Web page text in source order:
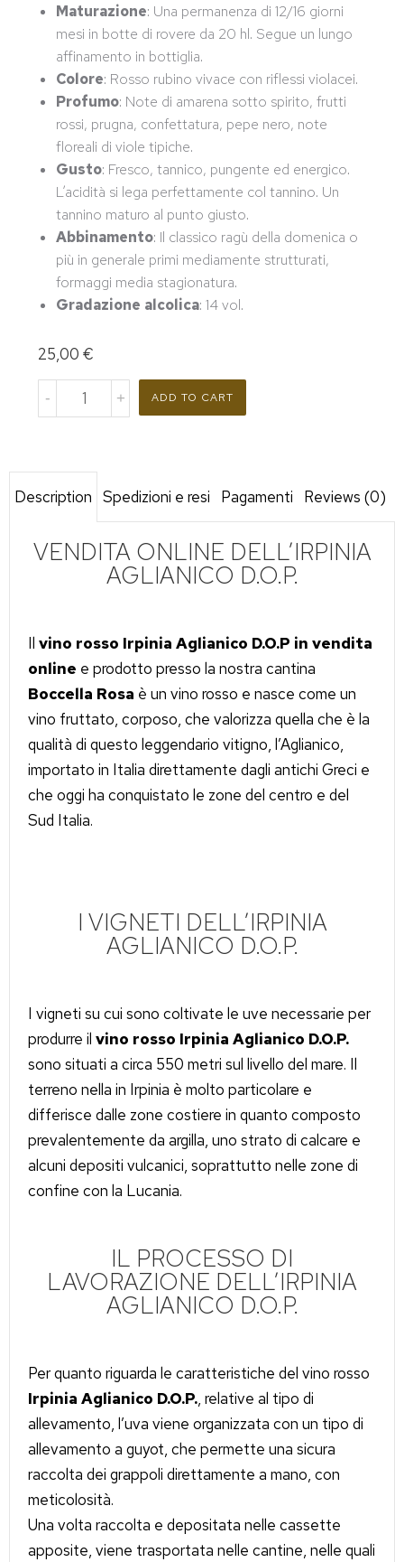
Maturazione: Una permanenza di 12/16 giorni
mesi in botte di rovere da 20 hl. Segue un lungo
affinamento in bottiglia.
Colore: Rosso rubino vivace con riflessi violacei.
Profumo: Note di amarena sotto spirito, frutti
rossi, prugna, confettatura, pepe nero, note
floreali di viole tipiche.
Gusto: Fresco, tannico, pungente ed energico.
L’acidità si lega perfettamente col tannino. Un
tannino maturo al punto giusto.
Abbinamento: Il classico ragù della domenica o
più in generale primi mediamente strutturati,
formaggi media stagionatura.
Gradazione alcolica: 14 vol.
25,00€
ADD TO CART
Description Spedizioni e resi Pagamenti Reviews (0)
VENDITA ONLINE DELL’IRPINIA
AGLIANICO D.O.P.
Il vino rosso Irpinia Aglianico D.O.P in vendita
online e prodotto presso la nostra cantina
Boccella Rosa è un vino rosso e nasce come un
vino fruttato, corposo, che valorizza quella che è la
qualità di questo leggendario vitigno, l’Aglianico,
importato in Italia direttamente dagli antichi Greci e
che oggi ha conquistato le zone del centro e del
Sud Italia.
I VIGNETI DELL’IRPINIA
AGLIANICO D.O.P.
I vigneti su cui sono coltivate le uve necessarie per
produrre il vino rosso Irpinia Aglianico D.O.P.
sono situati a circa 550 metri sul livello del mare. Il
terreno nella in Irpinia è molto particolare e
differisce dalle zone costiere in quanto composto
prevalentemente da argilla, uno strato di calcare e
alcuni depositi vulcanici, soprattutto nelle zone di
confine con la Lucania.
IL PROCESSO DI
LAVORAZIONE DELL’IRPINIA
AGLIANICO D.O.P.
Per quanto riguarda le caratteristiche del vino rosso
Irpinia Aglianico D.O.P., relative al tipo di
allevamento, l’uva viene organizzata con un tipo di
allevamento a guyot, che permette una sicura
raccolta dei grappoli direttamente a mano, con
meticolosità.
Una volta raccolta e depositata nelle cassette
apposite, viene trasportata nelle cantine, nelle quali